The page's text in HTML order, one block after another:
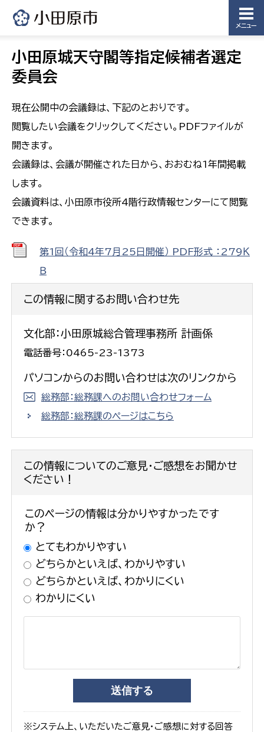
メニュー
小田原城天守閣等指定候補者選定
委員会
現在公開中の会議録は、下記のとおりです。
閲覧したい会議をクリックしてください。PDFファイルが
開きます。
会議録は、会議が開催された日から、おおむね1年間掲載
します。
会議資料は、小田原市役所4階行政情報センターにて閲覧
できます。
第1回（令和4年7月25日開催） PDF形式 ：279Ｋ
Ｂ
この情報に関するお問い合わせ先
文化部：小田原城総合管理事務所 計画係
電話番号：0465-23-1373
パソコンからのお問い合わせは次のリンクから
総務部：総務課へのお問い合わせフォーム
総務部：総務課のページはこちら
この情報についてのご意見・ご感想をお聞かせ
ください！
このページの情報は分かりやすかったです
か？
とてもわかりやすい
どちらかといえば、わかりやすい
どちらかといえば、わかりにくい
わかりにくい
※システム上、いただいたご意見・ご感想に対する回答